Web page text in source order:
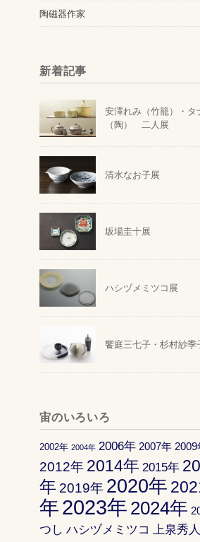
陶磁器作家
新着記事
安澤れみ（竹籠）・タ
（陶） 二人展
清水なお子展
坂場圭十展
ハシヅメミツコ展
饗庭三七子・杉村紗季
宙のいろいろ
2002年 2004年 2006年 2007年 2009
2012年 2014年 2015年
年 2019年 2020年
年2023年 2024年
つし ハシヅメミツコ 上泉秀人